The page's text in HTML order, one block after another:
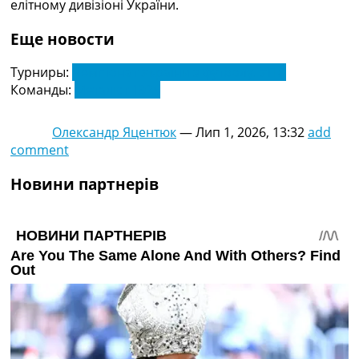
елітному дивізіоні України.
Еще новости
Турниры:
Команды:
Олександр Яцентюк—Лип 1, 2026, 13:32add
comment
Новини партнерів